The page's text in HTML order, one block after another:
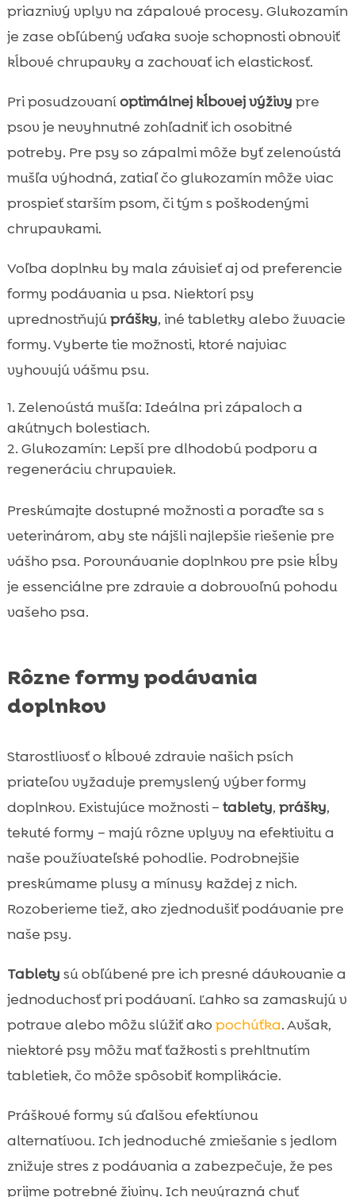
priaznivý vplyv na zápalové procesy. Glukozamín
je zase obľúbený vďaka svoje schopnosti obnoviť
kĺbové chrupavky a zachovať ich elastickosť.
Pri posudzovaníoptimálnej kĺbovej výživy pre
psov je nevyhnutné zohľadniť ich osobitné
potreby. Pre psy so zápalmi môže byť zelenoústá
mušľa výhodná, zatiaľ čo glukozamín môže viac
prospieť starším psom, či tým s poškodenými
chrupavkami.
Voľba doplnku by mala závisieť aj od preferencie
formy podávania u psa. Niektorí psy
uprednostňujúprášky, iné tabletky alebo žuvacie
formy. Vyberte tie možnosti, ktoré najviac
vyhovujú vášmu psu.
Zelenoústá mušľa: Ideálna pri zápaloch a
akútnych bolestiach.
Glukozamín: Lepší pre dlhodobú podporu a
regeneráciu chrupaviek.
Preskúmajte dostupné možnosti a poraďte sa s
veterinárom, aby ste nájšli najlepšie riešenie pre
vášho psa. Porovnávanie doplnkov pre psie kĺby
je essenciálne pre zdravie a dobrovoľnú pohodu
vašeho psa.
Rôzne formy podávania
doplnkov
Starostlivosť o kĺbové zdravie našich psích
priateľov vyžaduje premyslený výber formy
doplnkov. Existujúce možnosti – tablety, prášky,
tekuté formy – majú rôzne vplyvy na efektivitu a
naše používateľské pohodlie. Podrobnejšie
preskúmame plusy a mínusy každej z nich.
Rozoberieme tiež, ako zjednodušiť podávanie pre
naše psy.
Tablety sú obľúbené pre ich presné dávkovanie a
jednoduchosť pri podávaní. Ľahko sa zamaskujú v
potrave alebo môžu slúžiť ako pochúťka. Avšak,
niektoré psy môžu mať ťažkosti s prehltnutím
tabletiek, čo môže spôsobiť komplikácie.
Práškové formy sú ďalšou efektívnou
alternatívou. Ich jednoduché zmiešanie s jedlom
znižuje stres z podávania a zabezpečuje, že pes
prijme potrebné živiny. Ich nevýrazná chuť